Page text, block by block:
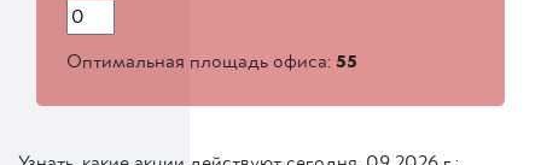
Оптимальная площадь офиса: 55